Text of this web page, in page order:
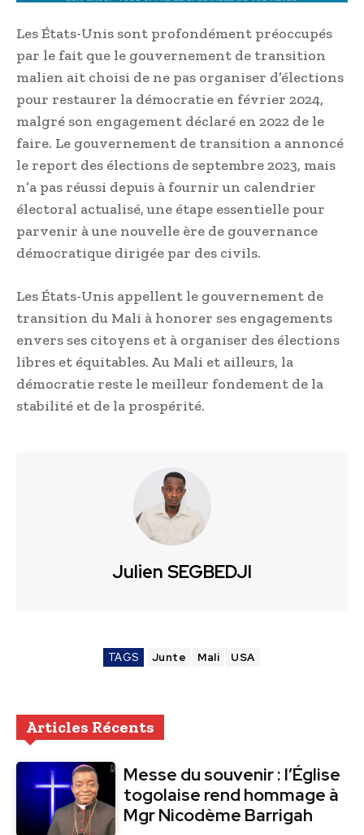
Les États-Unis sont profondément préoccupés
par le fait que le gouvernement de transition
malien ait choisi de ne pas organiser d’élections
pour restaurer la démocratie en février 2024,
malgré son engagement déclaré en 2022 de le
faire. Le gouvernement de transition a annoncé
le report des élections de septembre 2023, mais
n’a pas réussi depuis à fournir un calendrier
électoral actualisé, une étape essentielle pour
parvenir à une nouvelle ère de gouvernance
démocratique dirigée par des civils.
Les États-Unis appellent le gouvernement de
transition du Mali à honorer ses engagements
envers ses citoyens et à organiser des élections
libres et équitables. Au Mali et ailleurs, la
démocratie reste le meilleur fondement de la
stabilité et de la prospérité.
Julien SEGBEDJI
TAGS Junte Mali USA
Articles Récents
Messe du souvenir : l’Église
togolaise rend hommage à
Mgr Nicodème Barrigah